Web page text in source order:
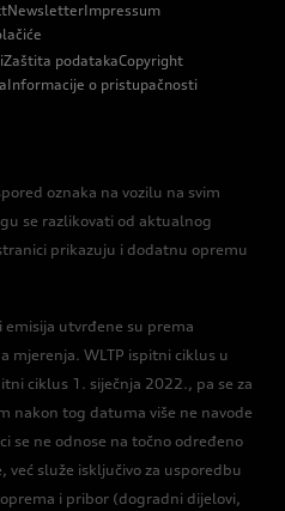
NewsletterImpressum
Zaštita podatakaCopyright
Informacije o pristupačnosti
oznaka na vozilu na svim
se razlikovati od aktualnog
prikazuju i dodatnu opremu
emisija utvrđene su prema
mjerenja. WLTP ispitni ciklus u
ciklus 1. siječnja 2022., pa se za
nakon tog datuma više ne navode
se ne odnose na točno određeno
već služe isključivo za usporedbu
i pribor (dogradni dijelovi,